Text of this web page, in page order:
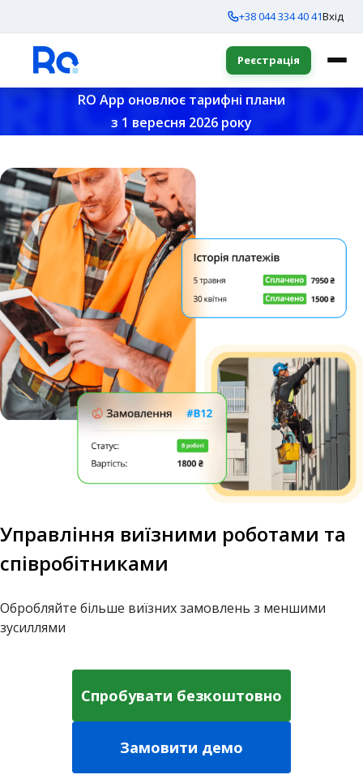
+38 044 334 40 41Вхід
Реєстрація
RO App оновлює тарифні плани
з 1 вересня 2026 року
Управління виїзними роботами та
співробітниками
Обробляйте більше виїзних замовлень з меншими
зусиллями
Спробувати безкоштовно
Замовити демо